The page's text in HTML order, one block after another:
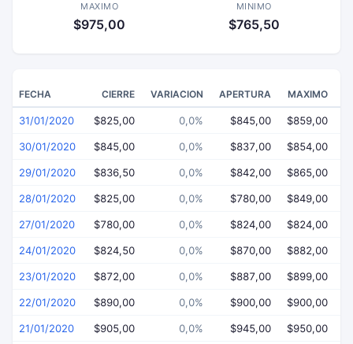
MAXIMO
$975,00
MINIMO
$765,50
FECHA CIERRE VARIACION APERTURA MAXIMO
31/01/2020 $825,00 0,0% $845,00 $859,00
30/01/2020 $845,00 0,0% $837,00 $854,00
29/01/2020 $836,50 0,0% $842,00 $865,00
28/01/2020 $825,00 0,0% $780,00 $849,00
27/01/2020 $780,00 0,0% $824,00 $824,00
24/01/2020 $824,50 0,0% $870,00 $882,00
23/01/2020 $872,00 0,0% $887,00 $899,00
22/01/2020 $890,00 0,0% $900,00 $900,00
21/01/2020 $905,00 0,0% $945,00 $950,00